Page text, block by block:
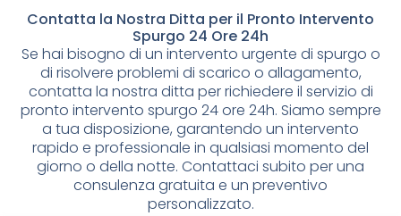
Contatta la Nostra Ditta per il Pronto Intervento
Spurgo 24 Ore 24h
Se hai bisogno di un intervento urgente di spurgo o
di risolvere problemi di scarico o allagamento,
contatta la nostra ditta per richiedere il servizio di
pronto intervento spurgo 24 ore 24h. Siamo sempre
a tua disposizione, garantendo un intervento
rapido e professionale in qualsiasi momento del
giorno o della notte. Contattaci subito per una
consulenza gratuita e un preventivo
personalizzato.